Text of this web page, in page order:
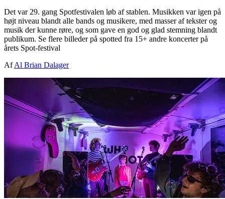
Det var 29. gang Spotfestivalen løb af stablen. Musikken var igen på
højt niveau blandt alle bands og musikere, med masser af tekster og
musik der kunne røre, og som gave en god og glad stemning blandt
publikum. Se flere billeder på spotted fra 15+ andre koncerter på
årets Spot-festival
AfAl Brian Dalager